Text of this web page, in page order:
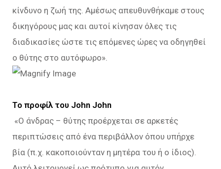
κίνδυνο η ζωή της. Αμέσως απευθυνθήκαμε στους
δικηγόρους μας και αυτοί κίνησαν όλες τις
διαδικασίες ώστε τις επόμενες ώρες να οδηγηθεί
ο θύτης στο αυτόφωρο».
Το προφίλ του John John
«Ο άνδρας – θύτης προέρχεται σε αρκετές
περιπτώσεις από ένα περιβάλλον όπου υπήρχε
βία (π.χ. κακοποιούνταν η μητέρα του ή ο ίδιος).